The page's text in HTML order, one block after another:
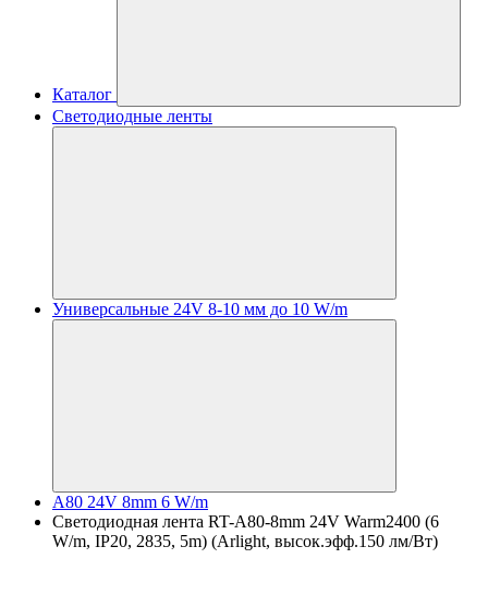
Каталог
Светодиодные ленты
Универсальные 24V 8-10 мм до 10 W/m
A80 24V 8mm 6 W/m
Светодиодная лента RT-A80-8mm 24V Warm2400 (6
W/m, IP20, 2835, 5m) (Arlight, высок.эфф.150 лм/Вт)